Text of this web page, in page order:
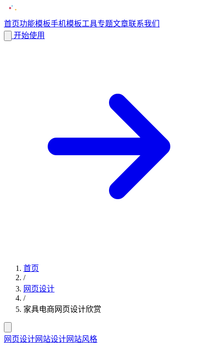
首页功能模板手机模板工具专题文章联系我们
开始使用
首页
/
网页设计
/
家具电商网页设计欣赏
网页设计网站设计网站风格